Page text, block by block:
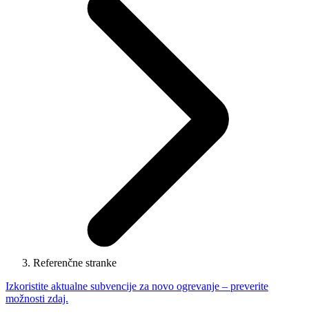
Referenčne stranke
Izkoristite aktualne subvencije za novo ogrevanje – preverite
možnosti zdaj.